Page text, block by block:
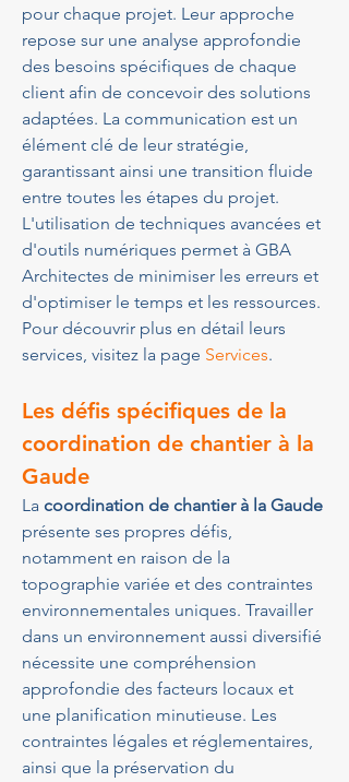
pour chaque projet. Leur approche
repose sur une analyse approfondie
des besoins spécifiques de chaque
client afin de concevoir des solutions
adaptées. La communication est un
élément clé de leur stratégie,
garantissant ainsi une transition fluide
entre toutes les étapes du projet.
L'utilisation de techniques avancées et
d'outils numériques permet à GBA
Architectes de minimiser les erreurs et
d'optimiser le temps et les ressources.
Pour découvrir plus en détail leurs
services, visitez la page Services.
Les défis spécifiques de la
coordination de chantier à la
Gaude
La coordination de chantier à la Gaude
présente ses propres défis,
notamment en raison de la
topographie variée et des contraintes
environnementales uniques. Travailler
dans un environnement aussi diversifié
nécessite une compréhension
approfondie des facteurs locaux et
une planification minutieuse. Les
contraintes légales et réglementaires,
ainsi que la préservation du